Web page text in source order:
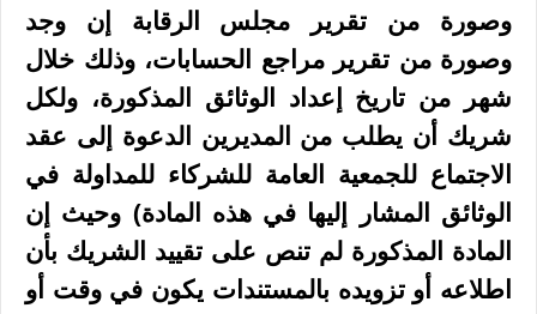
وصورة من تقرير مجلس الرقابة إن وجد
وصورة من تقرير مراجع الحسابات، وذلك خلال
شهر من تاريخ إعداد الوثائق المذكورة، ولكل
شريك أن يطلب من المديرين الدعوة إلى عقد
الاجتماع للجمعية العامة للشركاء للمداولة في
الوثائق المشار إليها في هذه المادة) وحيث إن
المادة المذكورة لم تنص على تقييد الشريك بأن
اطلاعه أو تزويده بالمستندات يكون في وقت أو